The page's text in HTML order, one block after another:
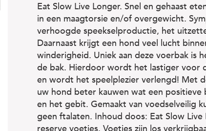
Eat Slow Live Longer. Snel en gehaast
in een maagtorsie en/of overgewicht.
verhoogde speekselproductie, het
Daarnaast krijgt een hond veel lucht
winderigheid. Uniek aan deze voerbak is
de bak. Hierdoor wordt het lastiger voor
en wordt het speelplezier verlengd! Met
uw hond beter kauwen wat een
en het gebit. Gemaakt van voedselveilig
geen ftalaten. Inhoud doos: Eat Slow